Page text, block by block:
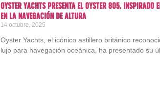
Oyster Yachts presenta el Oyster 805, inspirado
en la navegación de altura
14 octubre, 2025
Oyster Yachts, el icónico astillero británico
lujo para navegación oceánica, ha presentado su